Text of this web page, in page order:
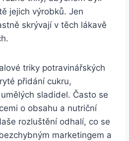
jejich výrobků. Jen
skrývají v těch lákavě
triky potravinářských
přidání cukru,
sladidel. Často se
o obsahu a nutriční
rozluštění odhalí, co se
marketingem a